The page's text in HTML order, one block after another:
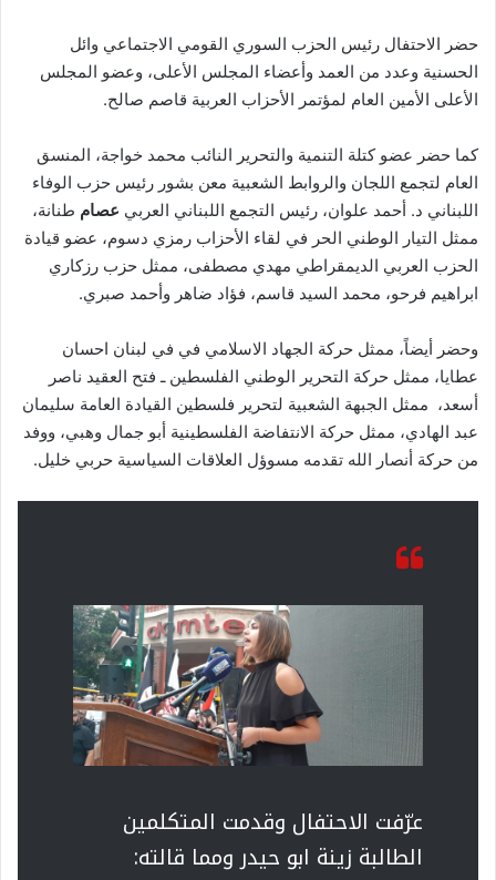
حضر الاحتفال رئيس الحزب السوري القومي الاجتماعي وائل
الحسنية وعدد من العمد وأعضاء المجلس الأعلى، وعضو المجلس
الأعلى الأمين العام لمؤتمر الأحزاب العربية قاصم صالح.
كما حضر عضو كتلة التنمية والتحرير النائب محمد خواجة، المنسق
العام لتجمع اللجان والروابط الشعبية معن بشور رئيس حزب الوفاء
اللبناني د. أحمد علوان، رئيس التجمع اللبناني العربي عصام طنانة،
ممثل التيار الوطني الحر في لقاء الأحزاب رمزي دسوم، عضو قيادة
الحزب العربي الديمقراطي مهدي مصطفى، ممثل حزب رزكاري
ابراهيم فرحو، محمد السيد قاسم، فؤاد ضاهر وأحمد صبري.
وحضر أيضاً، ممثل حركة الجهاد الاسلامي في في لبنان احسان
عطايا، ممثل حركة التحرير الوطني الفلسطين ـ فتح العقيد ناصر
أسعد، ممثل الجبهة الشعبية لتحرير فلسطين القيادة العامة سليمان
عبد الهادي، ممثل حركة الانتفاضة الفلسطينية أبو جمال وهبي، ووفد
من حركة أنصار الله تقدمه مسوؤل العلاقات السياسية حربي خليل.
عرّفت الاحتفال وقدمت المتكلمين
الطالبة زينة ابو حيدر ومما قالته: